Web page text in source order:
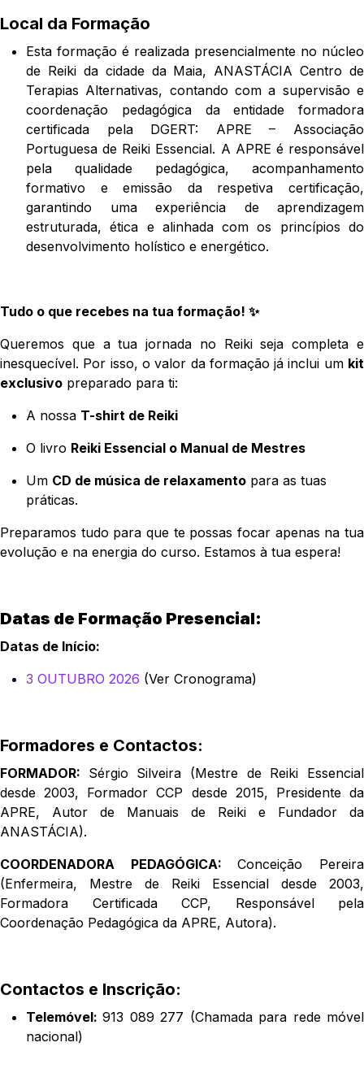
Local da Formação
Esta formação é realizada presencialmente no núcleo
de Reiki da cidade da Maia, ANASTÁCIA Centro de
Terapias Alternativas, contando com a supervisão e
coordenação pedagógica da entidade formadora
certificada pela DGERT: APRE – Associação
Portuguesa de Reiki Essencial. A APRE é responsável
pela qualidade pedagógica, acompanhamento
formativo e emissão da respetiva certificação,
garantindo uma experiência de aprendizagem
estruturada, ética e alinhada com os princípios do
desenvolvimento holístico e energético.
Tudo o que recebes na tua formação! ✨
Queremos que a tua jornada no Reiki seja completa e
inesquecível. Por isso, o valor da formação já inclui um kit
exclusivo preparado para ti:
A nossa T-shirt de Reiki
O livro Reiki Essencial o Manual de Mestres
Um CD de música de relaxamento para as tuas
práticas.
Preparamos tudo para que te possas focar apenas na tua
evolução e na energia do curso. Estamos à tua espera!
Datas de Formação Presencial:
Datas de Início:
3 OUTUBRO 2026 (Ver Cronograma)
Formadores e Contactos:
FORMADOR: Sérgio Silveira (Mestre de Reiki Essencial
desde 2003, Formador CCP desde 2015, Presidente da
APRE, Autor de Manuais de Reiki e Fundador da
ANASTÁCIA).
COORDENADORA PEDAGÓGICA:Conceição Pereira
(Enfermeira, Mestre de Reiki Essencial desde 2003,
Formadora Certificada CCP, Responsável pela
Coordenação Pedagógica da APRE, Autora).
Contactos e Inscrição:
Telemóvel:913 089 277 (Chamada para rede móvel
nacional)